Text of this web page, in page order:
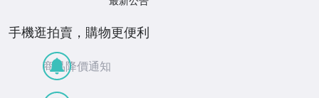
手機逛拍賣，購物更便利
商品降價通知